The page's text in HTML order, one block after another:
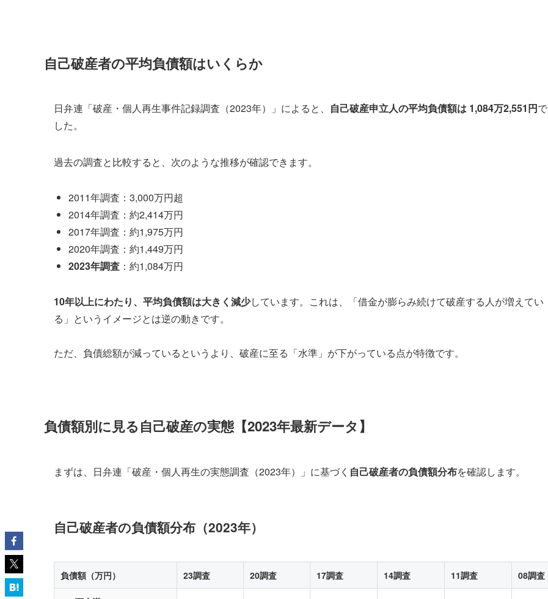
自己破産者の平均負債額はいくらか
日弁連「破産・個人再生事件記録調査（2023年）」によると、 自己破産申立人の平均負債額は 1,084万2,551円で
した。
過去の調査と比較すると、次のような推移が確認できます。
2011年調査：3,000万円超
2014年調査：約2,414万円
2017年調査：約1,975万円
2020年調査：約1,449万円
2023年調査 ：約1,084万円
10年以上にわたり、平均負債額は大きく減少しています。これは、「借金が膨らみ続けて破産する人が増えてい
る」というイメージとは逆の動きです。
ただ、負債総額が減っているというより、破産に至る「水準」が下がっている点が特徴です。
負債額別に見る自己破産の実態【2023年最新データ】
まずは、日弁連「破産・個人再生の実態調査（2023年）」に基づく 自己破産者の負債額分布を確認します。
自己破産者の負債額分布（2023年）
負債額（万円） 23調査 20調査 17調査 14調査 11調査 08調査